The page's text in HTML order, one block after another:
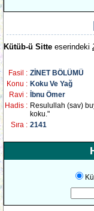
Kütüb-ü Sitte eserindeki
Fasil : ZİNET BÖLÜMÜ
Konu : Koku Ve Yağ
Ravi :
İbnu Ömer
Hadis : Resulullah (sav)
koku."
Sıra : 2141